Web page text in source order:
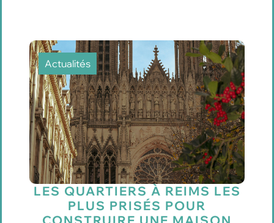
Actualités
LES QUARTIERS À REIMS LES
PLUS PRISÉS POUR